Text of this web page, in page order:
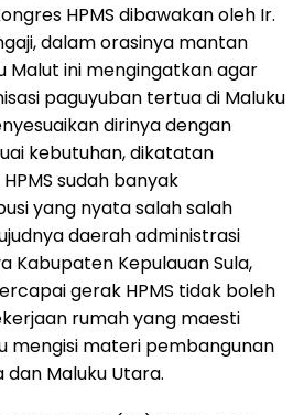
HPMS dibawakan oleh Ir.
dalam orasinya mantan
Malut ini mengingatkan agar
paguyuban tertua di Maluku
dirinya dengan
kebutuhan, dikatatan
sudah banyak
yang nyata salah salah
daerah administrasi
Kabupaten Kepulauan Sula,
gerak HPMS tidak boleh
rumah yang maesti
mengisi materi pembangunan
dan Maluku Utara.